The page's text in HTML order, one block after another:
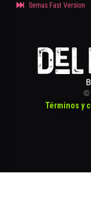
Semas Fast Version
©
Términos y